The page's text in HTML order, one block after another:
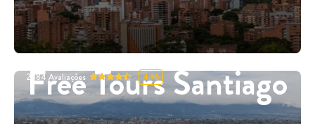
Free Tours Santiago
2884 Avaliações 4.96